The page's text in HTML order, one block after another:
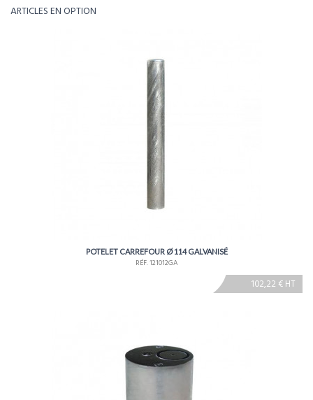
ARTICLES EN OPTION
POTELET CARREFOUR Ø 114 GALVANISÉ
RÉF. 121012GA
102,22 € HT